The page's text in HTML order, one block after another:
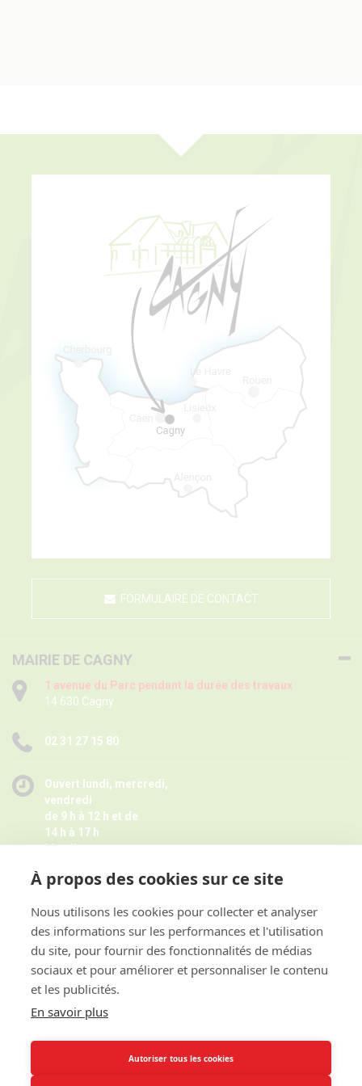
FORMULAIRE DE CONTACT
MAIRIE DE CAGNY
1 avenue du Parc pendant la durée des travaux
14 630 Cagny
02 31 27 15 80
Ouvert lundi, mercredi,
vendredi
de 9 h à 12 h et de
14 h à 17 h
Mardi
Jeudi de 14 h à 17 h -Fermé pendant les petites vacances
Horaires juillet août ici
et sur rendez-vous
ACCES RAPIDE
INFORMATIONS
À propos des cookies sur ce site
Nous utilisons les cookies pour collecter et analyser
des informations sur les performances et l'utilisation
du site, pour fournir des fonctionnalités de médias
sociaux et pour améliorer et personnaliser le contenu
et les publicités.
En savoir plus
Autoriser tous les cookies